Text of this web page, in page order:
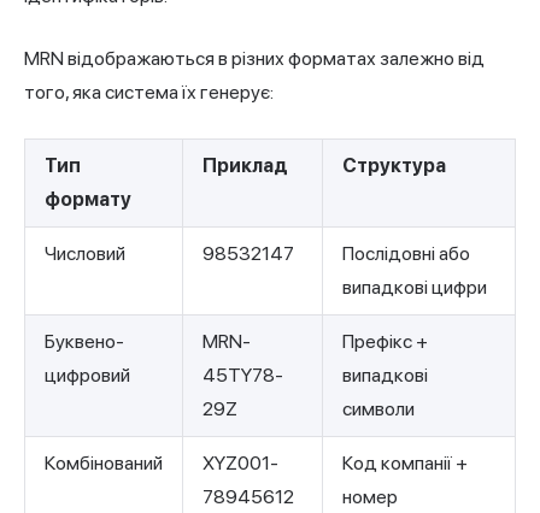
MRN відображаються в різних форматах залежно від
того, яка система їх генерує:
Тип
формату
Приклад Структура
Числовий 98532147
Послідовні або
випадкові цифри
Буквено-
цифровий
MRN-
45TY78-
29Z
Префікс +
випадкові
символи
Комбінований
XYZ001-
78945612
Код компанії +
номер